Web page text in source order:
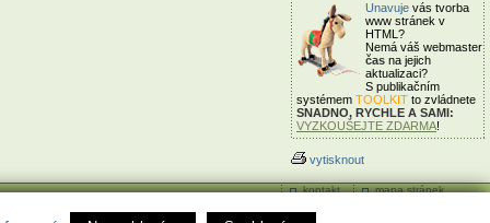
Unavuje vás tvorba
www stránek v
HTML?
Nemá váš webmaster
čas na jejich
aktualizaci?
S publikačním
systémem TOOLKIT to zvládnete
SNADNO, RYCHLE A SAMI:
VYZKOUŠEJTE ZDARMA!
vytisknout
kontakt mapa stránek